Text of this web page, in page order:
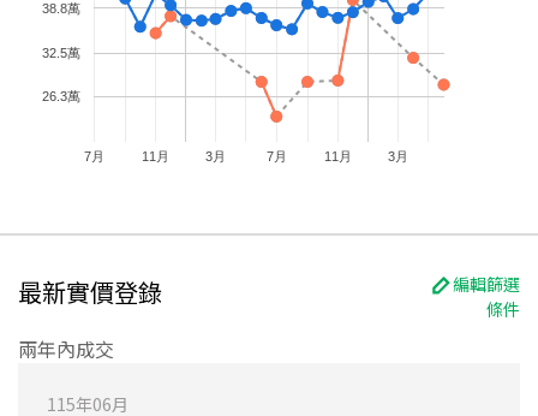
7月 11月 3月 7月 11月 3月
26.3萬
32.5萬
38.8萬
最新實價登錄
編輯篩選
條件
兩年內成交
115年06月